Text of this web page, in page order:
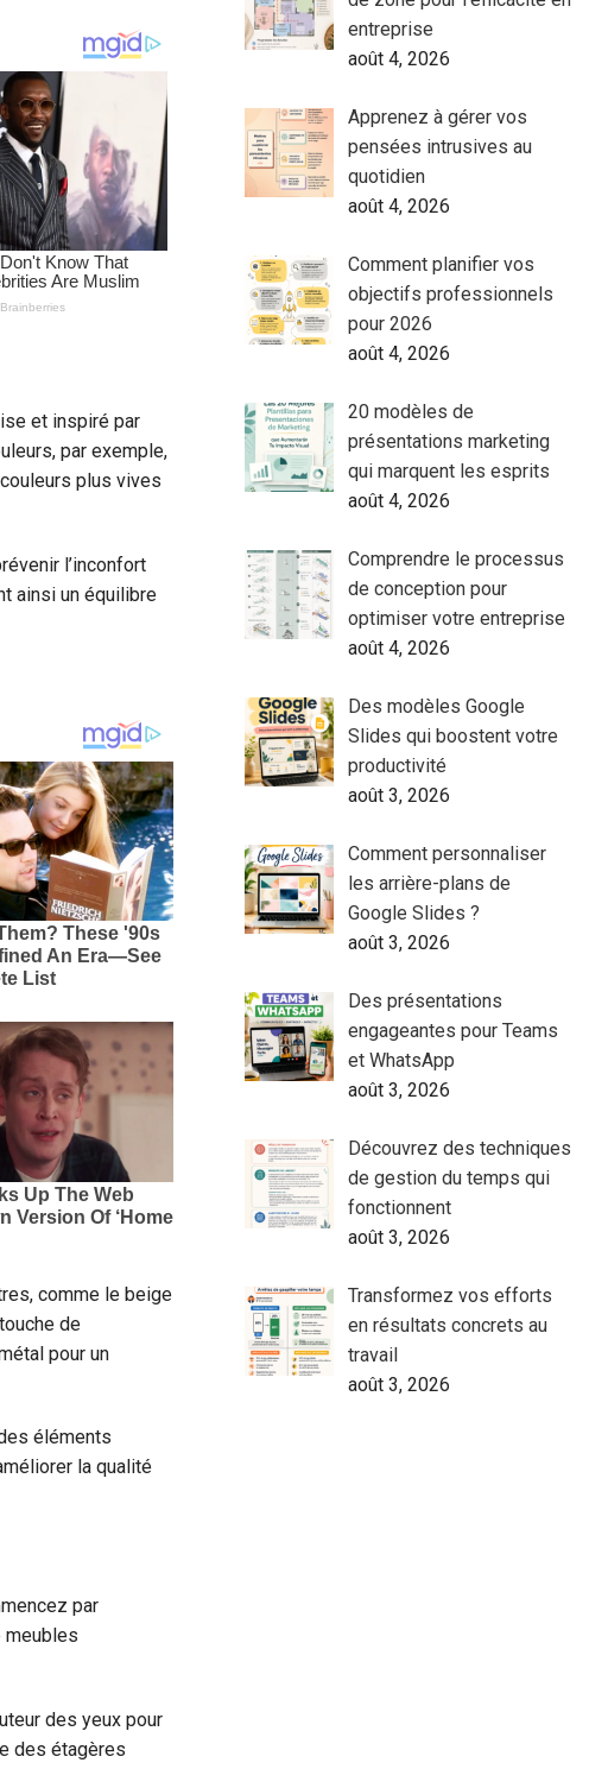
et inspiré par
par exemple,
plus vives
l’inconfort
ainsi un équilibre
comme le beige
de
pour un
éléments
la qualité
par
meubles
des yeux pour
des étagères
entreprise
août 4, 2026
Apprenez à gérer vos
pensées intrusives au
quotidien
août 4, 2026
Comment planifier vos
objectifs professionnels
pour 2026
août 4, 2026
20 modèles de
présentations marketing
qui marquent les esprits
août 4, 2026
Comprendre le processus
de conception pour
optimiser votre entreprise
août 4, 2026
Des modèles Google
Slides qui boostent votre
productivité
août 3, 2026
Comment personnaliser
les arrière-plans de
Google Slides ?
août 3, 2026
Des présentations
engageantes pour Teams
et WhatsApp
août 3, 2026
Découvrez des techniques
de gestion du temps qui
fonctionnent
août 3, 2026
Transformez vos efforts
en résultats concrets au
travail
août 3, 2026